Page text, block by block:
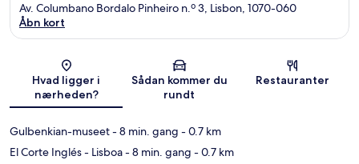
Kort
Av. Columbano Bordalo Pinheiro n.º 3, Lisbon, 1070-060
Åbn kort
Hvad ligger i
nærheden?
Sådan kommer du
rundt
Restauranter
Gulbenkian-museet- 8 min. gang - 0.7 km
El Corte Inglés - Lisboa- 8 min. gang - 0.7 km